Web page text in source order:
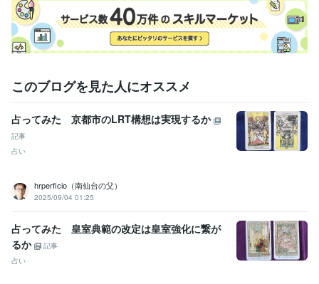
このブログを見た人にオススメ
占ってみた 京都市のLRT構想は実現するか
記事
占い
hrperficio（南仙台の父）
2025/09/04 01:25
占ってみた 皇室典範の改定は皇室強化に繋が
るか
記事
占い